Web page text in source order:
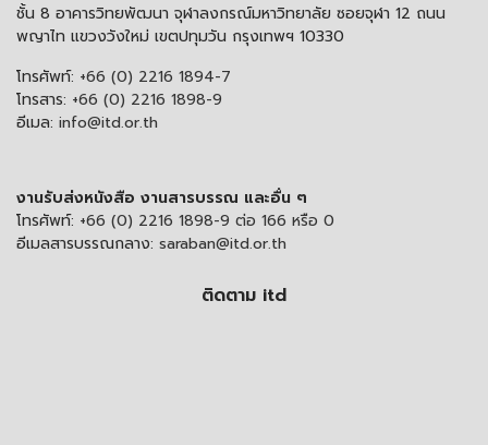
ชั้น 8 อาคารวิทยพัฒนา จุฬาลงกรณ์มหาวิทยาลัย ซอยจุฬา 12 ถนน
พญาไท แขวงวังใหม่ เขตปทุมวัน กรุงเทพฯ 10330
โทรศัพท์: +66 (0) 2216 1894-7
โทรสาร: +66 (0) 2216 1898-9
อีเมล: info@itd.or.th
งานรับส่งหนังสือ งานสารบรรณ และอื่น ๆ
โทรศัพท์: +66 (0) 2216 1898-9 ต่อ 166 หรือ 0
อีเมลสารบรรณกลาง: saraban@itd.or.th
ติดตาม itd